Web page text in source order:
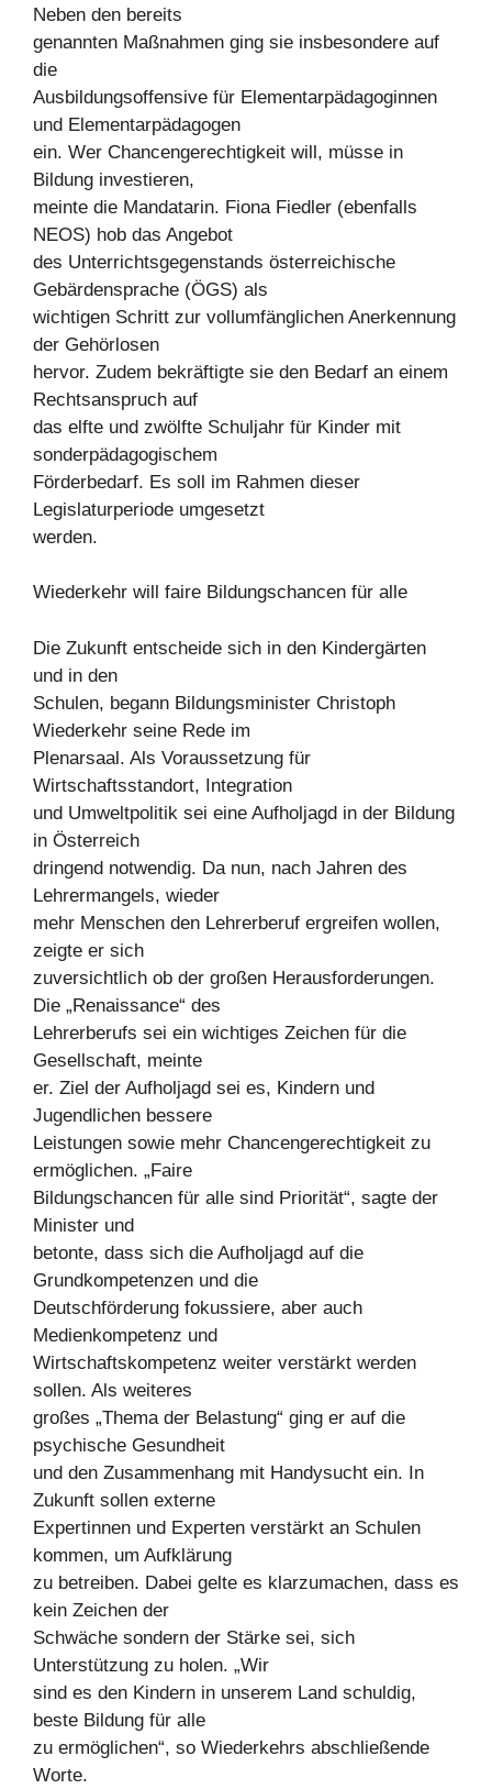
Neben den bereits
genannten Maßnahmen ging sie insbesondere auf
die
Ausbildungsoffensive für Elementarpädagoginnen
und Elementarpädagogen
ein. Wer Chancengerechtigkeit will, müsse in
Bildung investieren,
meinte die Mandatarin. Fiona Fiedler (ebenfalls
NEOS) hob das Angebot
des Unterrichtsgegenstands österreichische
Gebärdensprache (ÖGS) als
wichtigen Schritt zur vollumfänglichen Anerkennung
der Gehörlosen
hervor. Zudem bekräftigte sie den Bedarf an einem
Rechtsanspruch auf
das elfte und zwölfte Schuljahr für Kinder mit
sonderpädagogischem
Förderbedarf. Es soll im Rahmen dieser
Legislaturperiode umgesetzt
werden.
Wiederkehr will faire Bildungschancen für alle
Die Zukunft entscheide sich in den Kindergärten
und in den
Schulen, begann Bildungsminister Christoph
Wiederkehr seine Rede im
Plenarsaal. Als Voraussetzung für
Wirtschaftsstandort, Integration
und Umweltpolitik sei eine Aufholjagd in der Bildung
in Österreich
dringend notwendig. Da nun, nach Jahren des
Lehrermangels, wieder
mehr Menschen den Lehrerberuf ergreifen wollen,
zeigte er sich
zuversichtlich ob der großen Herausforderungen.
Die „Renaissance“ des
Lehrerberufs sei ein wichtiges Zeichen für die
Gesellschaft, meinte
er. Ziel der Aufholjagd sei es, Kindern und
Jugendlichen bessere
Leistungen sowie mehr Chancengerechtigkeit zu
ermöglichen. „Faire
Bildungschancen für alle sind Priorität“, sagte der
Minister und
betonte, dass sich die Aufholjagd auf die
Grundkompetenzen und die
Deutschförderung fokussiere, aber auch
Medienkompetenz und
Wirtschaftskompetenz weiter verstärkt werden
sollen. Als weiteres
großes „Thema der Belastung“ ging er auf die
psychische Gesundheit
und den Zusammenhang mit Handysucht ein. In
Zukunft sollen externe
Expertinnen und Experten verstärkt an Schulen
kommen, um Aufklärung
zu betreiben. Dabei gelte es klarzumachen, dass es
kein Zeichen der
Schwäche sondern der Stärke sei, sich
Unterstützung zu holen. „Wir
sind es den Kindern in unserem Land schuldig,
beste Bildung für alle
zu ermöglichen“, so Wiederkehrs abschließende
Worte.